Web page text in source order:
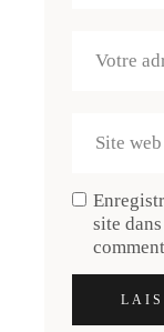
site